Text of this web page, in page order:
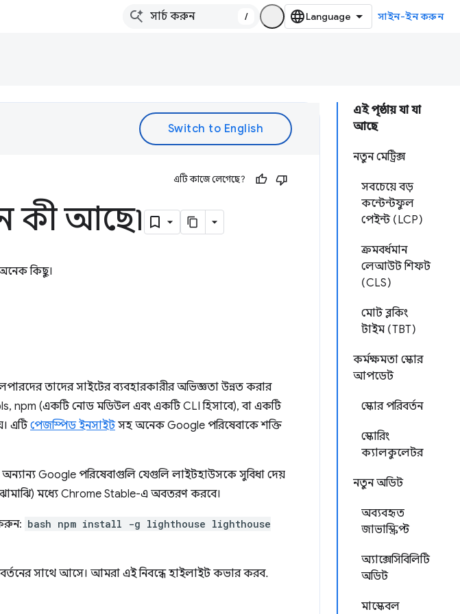
/ সাইন-ইন করুন
এই পৃষ্ঠায় যা যা
আছে
নতুন মেট্রিক্স
সবচেয়ে বড়
কন্টেন্টফুল
পেইন্ট (LCP)
ক্রমবর্ধমান
লেআউট শিফট
(CLS)
মোট ব্লকিং
টাইম (TBT)
কর্মক্ষমতা স্কোর
আপডেট
স্কোর পরিবর্তন
স্কোরিং
ক্যালকুলেটর
নতুন অডিট
অব্যবহৃত
জাভাস্ক্রিপ্ট
অ্যাক্সেসিবিলিটি
অডিট
মাস্কেবল
এটি কাজে লেগেছে?
কী আছে৷
কিছু।
তাদের সাইটের ব্যবহারকারীর অভিজ্ঞতা উন্নত করার
npm (একটি নোড মডিউল এবং একটি CLI হিসাবে), বা একটি
এটিপেজস্পিড ইনসাইটসহ অনেক Google পরিষেবাকে শক্তি
Google পরিষেবাগুলি যেগুলি লাইটহাউসকে সুবিধা দেয়
মধ্যে Chrome Stable-এ অবতরণ করবে।
bash npm install -g lighthouse lighthouse
সাথে আসে। আমরা এই নিবন্ধে হাইলাইট কভার করব.